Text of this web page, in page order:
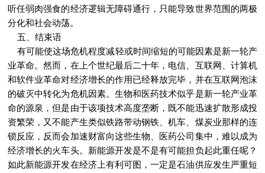
听任弱肉强食的经济逻辑无障碍通行，只能导致世界范围的两极
分化和社会动荡。
五、结束语
有可能使这场危机程度减轻或时间缩短的可能因素是新一轮产
业革命。然而，在上个世纪最后二十年，电信、互联网、计算机
和软件业革命对经济增长的作用已经释放完毕，并在互联网泡沫
的破灭中转化为危机因素。生物和医药技术似乎是新一轮产业革
命的源泉，但是由于该项技术高度垄断，既不能迅速扩散形成投
资繁荣，又不能产生类似铁路带动钢铁、机车、煤炭业那样的连
锁反应，反而会加速财富向这些生物、医药公司集中，难以成为
经济增长的火车头。新能源开发是不是有可能担负起此重任呢？
如此新能源开发在经济上有利可图，一定是石油供应发生严重短